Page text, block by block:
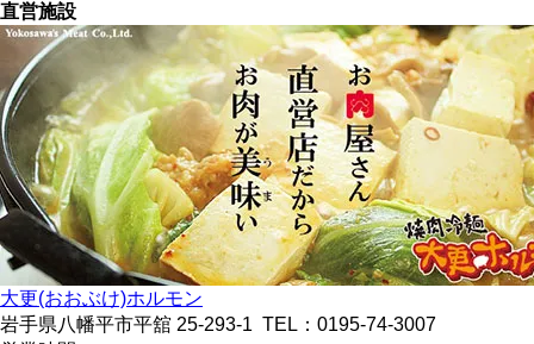
直営施設
大更(おおぶけ)ホルモン
岩手県八幡平市平舘 25-293-1 TEL：0195-74-3007